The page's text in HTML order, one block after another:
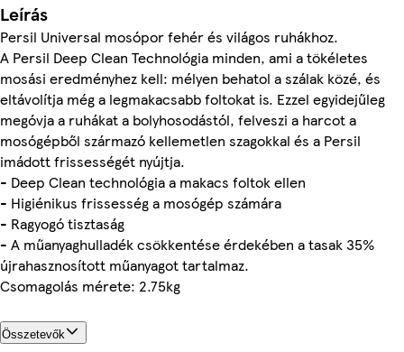
Leírás
Persil Universal mosópor fehér és világos ruhákhoz.
A Persil Deep Clean Technológia minden, ami a tökéletes
mosási eredményhez kell: mélyen behatol a szálak közé, és
eltávolítja még a legmakacsabb foltokat is. Ezzel egyidejűleg
megóvja a ruhákat a bolyhosodástól, felveszi a harcot a
mosógépből származó kellemetlen szagokkal és a Persil
imádott frissességét nyújtja.
- Deep Clean technológia a makacs foltok ellen
- Higiénikus frissesség a mosógép számára
- Ragyogó tisztaság
- A műanyaghulladék csökkentése érdekében a tasak 35%
újrahasznosított műanyagot tartalmaz.
Csomagolás mérete: 2.75kg
Összetevők